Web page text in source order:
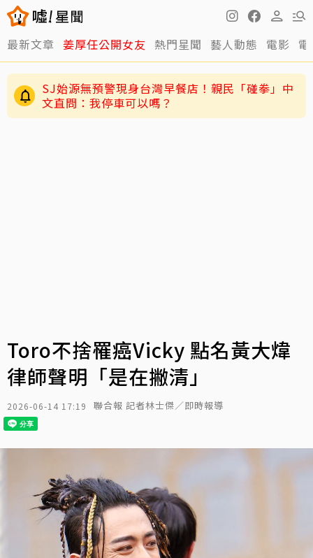
最新文章 姜厚任公開女友 熱門星聞 藝人動態 電影
SJ始源無預警現身台灣早餐店！親民「碰拳」中
文直問：我停車可以嗎？
Toro不捨罹癌Vicky 點名黃大煒
律師聲明「是在撇清」
2026-06-14 17:19 聯合報 記者林士傑／即時報導